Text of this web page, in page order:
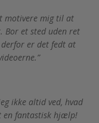
motivere mig til at
Bor et sted uden ret
er det fedt at
ikke altid ved, hvad
en fantastisk hjælp!